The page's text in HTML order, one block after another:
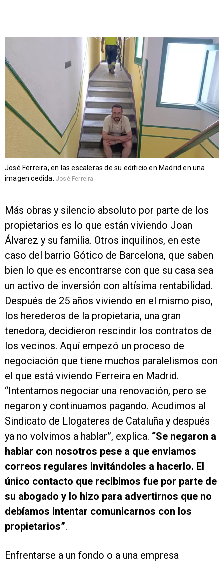
José Ferreira, en las escaleras de su edificio en Madrid en una
imagen cedida. José Ferreira
Más obras y silencio absoluto por parte de los
propietarios es lo que están viviendo Joan
Álvarez y su familia. Otros inquilinos, en este
caso del barrio Gótico de Barcelona, que saben
bien lo que es encontrarse con que su casa sea
un activo de inversión con altísima rentabilidad.
Después de 25 años viviendo en el mismo piso,
los herederos de la propietaria, una gran
tenedora, decidieron rescindir los contratos de
los vecinos. Aquí empezó un proceso de
negociación que tiene muchos paralelismos con
el que está viviendo Ferreira en Madrid.
“Intentamos negociar una renovación, pero se
negaron y continuamos pagando. Acudimos al
Sindicato de Llogateres de Cataluña y después
ya no volvimos a hablar”, explica. “Se negaron a
hablar con nosotros pese a que enviamos
correos regulares invitándoles a hacerlo. El
único contacto que recibimos fue por parte de
su abogado y lo hizo para advertirnos que no
debíamos intentar comunicarnos con los
propietarios”.
Enfrentarse a un fondo o a una empresa